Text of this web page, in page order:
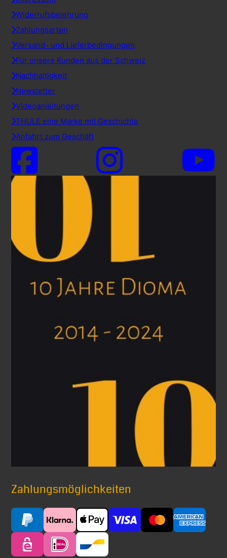
Widerrufsbelehrung
Zahlungsarten
Versand- und Lieferbedingungen
Für unsere Kunden aus der Schweiz
Nachhaltigkeit
Newsletter
Videoanleitungen
THULE eine Marke mit Geschichte
Anfahrt zum Geschäft
Zahlungsmöglichkeiten